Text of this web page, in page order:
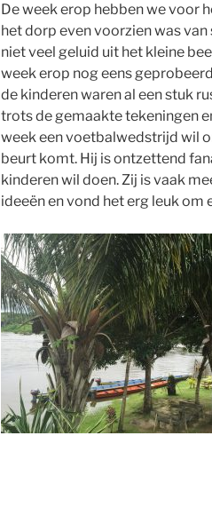
De week erop hebben we voor
het dorp even voorzien was
niet veel geluid uit het kleine
week erop nog eens
de kinderen waren al een stuk
trots de gemaakte tekeningen
week een voetbalwedstrijd wil
beurt komt. Hij is ontzettend
kinderen wil doen. Zij is vaak
ideeën en vond het erg leuk